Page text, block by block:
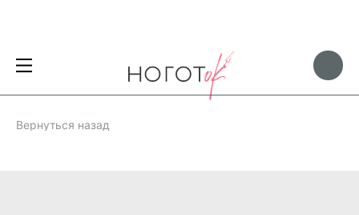
Вернуться назад